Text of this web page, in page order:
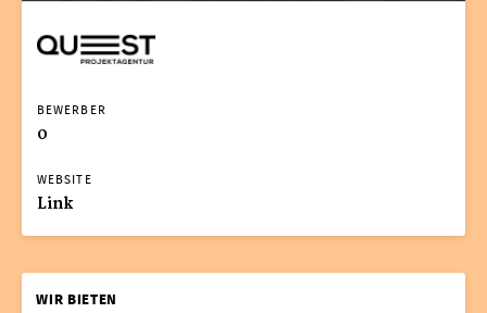
BEWERBER
0
WEBSITE
Link
WIR BIETEN